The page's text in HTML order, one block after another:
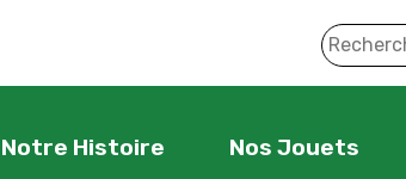
Notre Histoire Nos Jouets